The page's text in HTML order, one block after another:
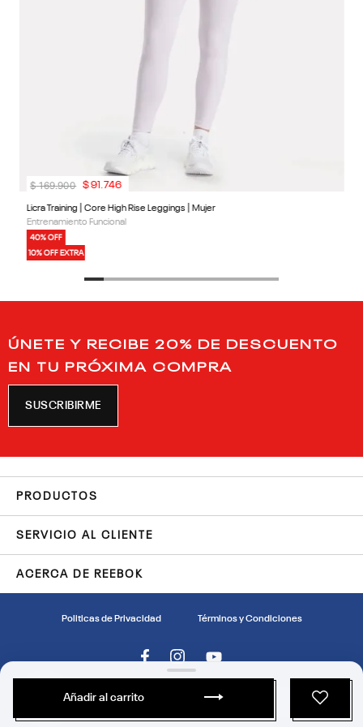
Licra Training | Core High Rise Leggings | Mujer
Entrenamiento Funcional
40% OFF
10% OFF EXTRA
$ 169.900 $91.746
Añadir al carrito
ÚNETE Y RECIBE 20% DE DESCUENTO
EN TU PRÓXIMA COMPRA
SUSCRIBIRME
PRODUCTOS
SERVICIO AL CLIENTE
ACERCA DE REEBOK
Politicas de Privacidad Términos y Condiciones
Reebok™ es una marca registrada de Reebok International Limited.